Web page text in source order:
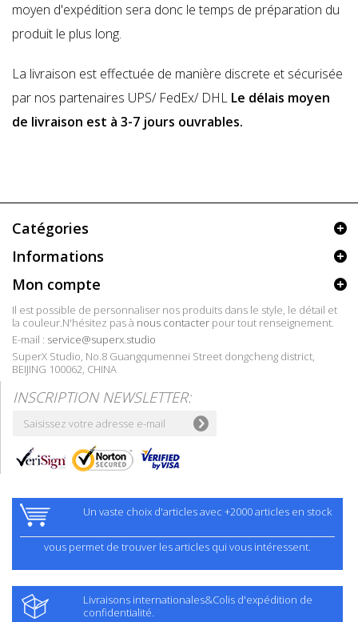
moyen d'expédition sera donc le temps de préparation du
produit le plus long.
La livraison est effectuée de manière discrete et sécurisée
par nos partenaires UPS/ FedEx/ DHL Le délais moyen
de livraison est à 3-7 jours ouvrables.
Catégories
Informations
Mon compte
Il est possible de personnaliser nos produits dans le style, le détail et
la couleur.N'hésitez pas à nous contacter pour tout renseignement.
E-mail : service@superx.studio
SuperX Studio, No.8 Guangqumennei Street dongcheng district,
BEIJING 100062, CHINA
INSCRIPTION NEWSLETTER:
Un vaste choix d'articles avec +2000 articles en stock
vous permet de trouver les articles qui vous intéressent.
Livraisons internationales&Colis d'expédition de
confidentialité.